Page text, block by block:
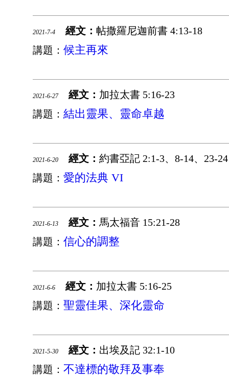
2021-7-4 經文： 帖撒羅尼迦前書 4:13-18
講題： 候主再來
2021-6-27 經文： 加拉太書 5:16-23
講題： 結出靈果、靈命卓越
2021-6-20 經文： 約書亞記 2:1-3、8-14、23-24
講題： 愛的法典 VI
2021-6-13 經文： 馬太福音 15:21-28
講題： 信心的調整
2021-6-6 經文： 加拉太書 5:16-25
講題： 聖靈佳果、深化靈命
2021-5-30 經文： 出埃及記 32:1-10
講題： 不達標的敬拜及事奉